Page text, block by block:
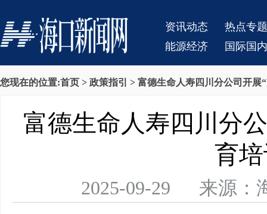
资讯动态
热点专题
能源经济
国际国内
您现在的位置:首页 > 政策指引 > 富德生命人寿四川分公司开展
富德生命人寿四川分
育
2025-09-29 来源：